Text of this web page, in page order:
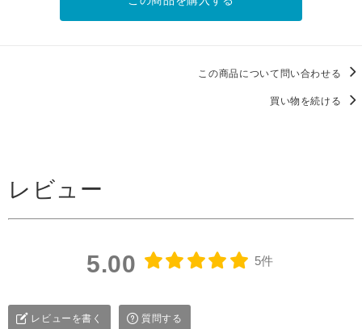
この商品について問い合わせる
買い物を続ける
レビュー
5.00 5件
レビューを書く 質問する